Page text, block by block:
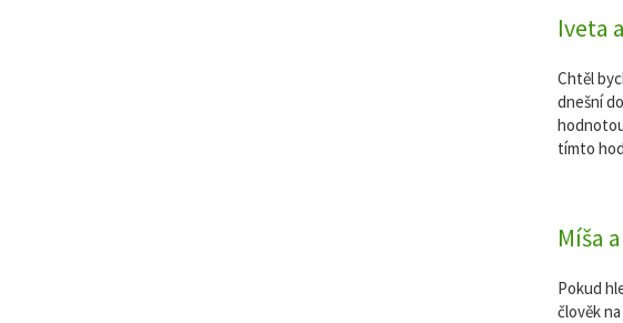
Iveta
Chtěl
dnešní
tímto
Míša
Pokud
člověk